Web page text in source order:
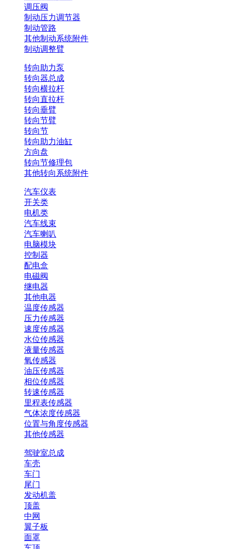
调压阀
制动压力调节器
制动管路
其他制动系统附件
制动调整臂
转向助力泵
转向器总成
转向横拉杆
转向直拉杆
转向垂臂
转向节臂
转向节
转向助力油缸
方向盘
转向节修理包
其他转向系统附件
汽车仪表
开关类
电机类
汽车线束
汽车喇叭
电脑模块
控制器
配电盒
电磁阀
继电器
其他电器
温度传感器
压力传感器
速度传感器
水位传感器
液量传感器
氧传感器
油压传感器
相位传感器
转速传感器
里程表传感器
气体浓度传感器
位置与角度传感器
其他传感器
驾驶室总成
车壳
车门
尾门
发动机盖
顶盖
中网
翼子板
面罩